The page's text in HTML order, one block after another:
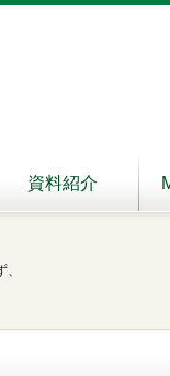
資料紹介